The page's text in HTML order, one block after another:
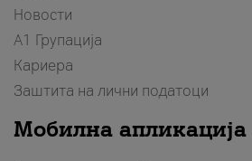
Новости
А1 Групација
Кариера
Заштита на лични податоци
Мобилна апликација